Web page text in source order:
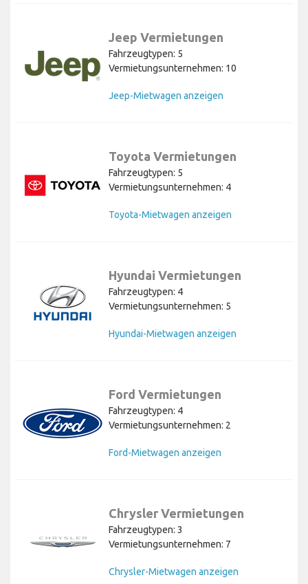
Jeep Vermietungen
Fahrzeugtypen: 5
Vermietungsunternehmen: 10
Jeep-Mietwagen anzeigen
Toyota Vermietungen
Fahrzeugtypen: 5
Vermietungsunternehmen: 4
Toyota-Mietwagen anzeigen
Hyundai Vermietungen
Fahrzeugtypen: 4
Vermietungsunternehmen: 5
Hyundai-Mietwagen anzeigen
Ford Vermietungen
Fahrzeugtypen: 4
Vermietungsunternehmen: 2
Ford-Mietwagen anzeigen
Chrysler Vermietungen
Fahrzeugtypen: 3
Vermietungsunternehmen: 7
Chrysler-Mietwagen anzeigen